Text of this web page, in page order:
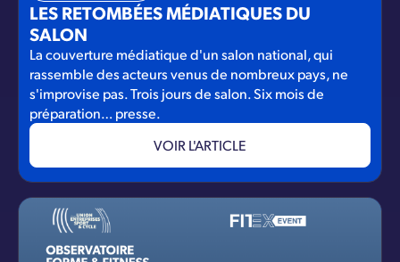
LES RETOMBÉES MÉDIATIQUES DU
SALON
La couverture médiatique d'un salon national, qui
rassemble des acteurs venus de nombreux pays, ne
s'improvise pas. Trois jours de salon. Six mois de
préparation… presse.
VOIR L'ARTICLE